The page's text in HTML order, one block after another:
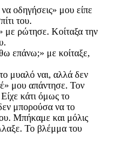
οδηγήσεις» μου είπε
του.
με ρώτησε. Κοίταξα την
επάνω;» με κοίταξε,
μυαλό ναι, αλλά δεν
μου απάντησε. Τον
κάτι όμως το
μπορούσα να το
Μπήκαμε και μόλις
Το βλέμμα του